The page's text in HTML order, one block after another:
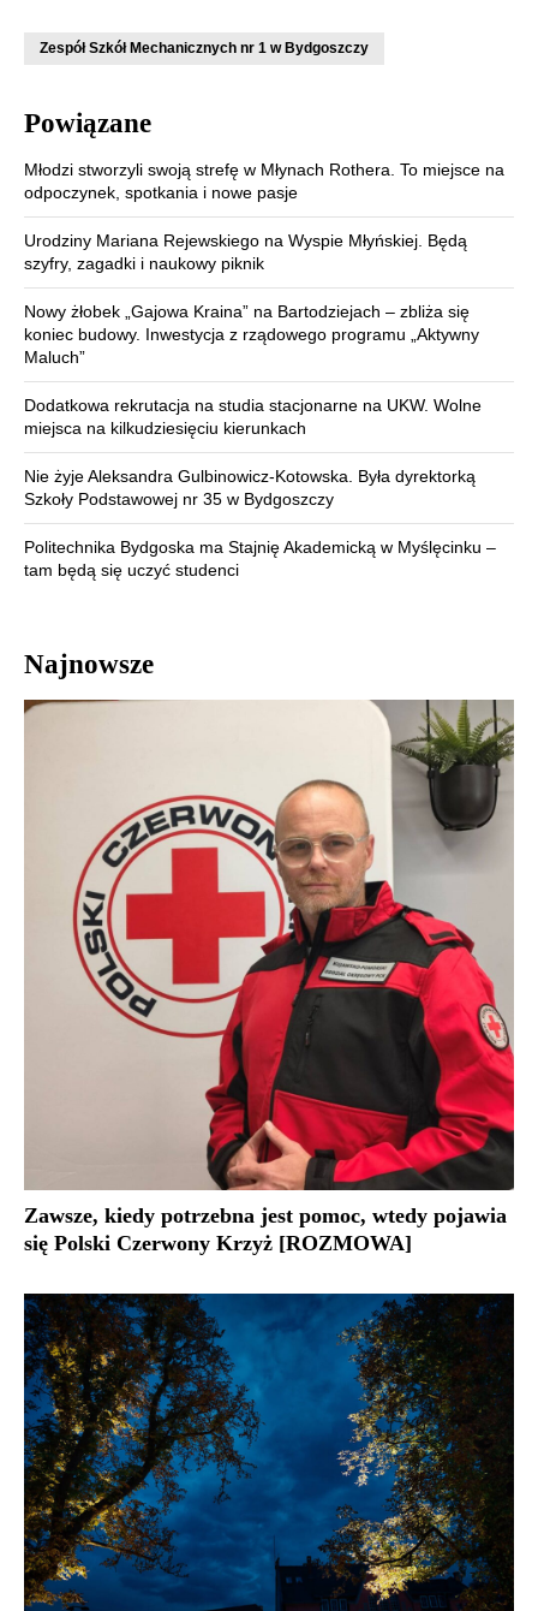
Zespół Szkół Mechanicznych nr 1 w Bydgoszczy
Powiązane
Młodzi stworzyli swoją strefę w Młynach Rothera. To miejsce na
odpoczynek, spotkania i nowe pasje
Urodziny Mariana Rejewskiego na Wyspie Młyńskiej. Będą
szyfry, zagadki i naukowy piknik
Nowy żłobek „Gajowa Kraina” na Bartodziejach – zbliża się
koniec budowy. Inwestycja z rządowego programu „Aktywny
Maluch”
Dodatkowa rekrutacja na studia stacjonarne na UKW. Wolne
miejsca na kilkudziesięciu kierunkach
Nie żyje Aleksandra Gulbinowicz-Kotowska. Była dyrektorką
Szkoły Podstawowej nr 35 w Bydgoszczy
Politechnika Bydgoska ma Stajnię Akademicką w Myślęcinku –
tam będą się uczyć studenci
Najnowsze
Zawsze, kiedy potrzebna jest pomoc, wtedy pojawia
się Polski Czerwony Krzyż [ROZMOWA]